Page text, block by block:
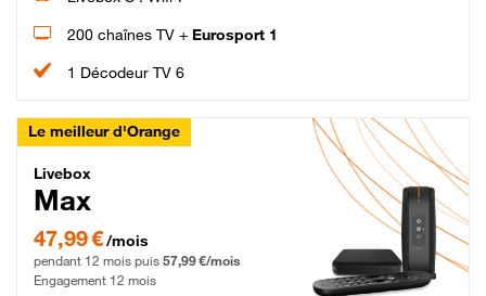
200 chaînes TV + Eurosport 1
1 Décodeur TV 6
Le meilleur d'Orange
Livebox Max Fibre
Livebox
Max
47,99 € par mois pendant 12 mois puis 57,99 € par mois, Engagement 12 mois
47,99 €/mois
pendant 12 mois puis 57,99 €/mois
Engagement 12 mois